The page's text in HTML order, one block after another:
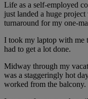
Life as a self-employed
just landed a huge
turnaround for my one-
I took my laptop with
had to get a lot done.
Midway through my
was a staggeringly hot
worked from the balcony.